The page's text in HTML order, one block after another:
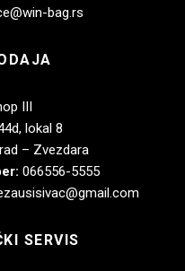
bag.rs
III
lokal 8
– Zvezdara
066556-5555
SERVIS